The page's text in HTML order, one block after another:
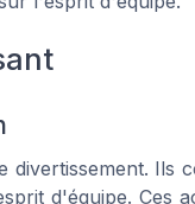
Ils
d'équipe. Ces